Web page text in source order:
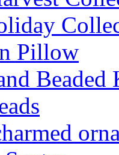
Pillow
Beaded